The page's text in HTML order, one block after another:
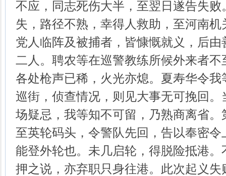
不应，同志死伤大半，至翌日遂告失
失，路径不熟，幸得人救助，至河南
党人临阵及被捕者，皆慷慨就义，后
二人。聘农等在巡警教练所候外来者
各处枪声已稀，火光亦熄。夏寿华令
巡街，侦查情况，则见大事无可挽回
场疑忌，我等知不可留，乃熟商离省
至英轮码头，令警队先回，告以奉密
能登外轮也。未几启轮，得脱险抵港
押之说，亦弃职只身往港。此次起义